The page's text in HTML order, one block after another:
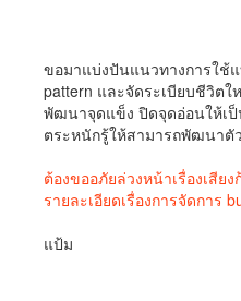
ขอมาแบ่งปันแนวทางการใช้
pattern และจัดระเบียบชีวิตใ
พัฒนาจุดแข็ง ปิดจุดอ่อนให้เป็
ตระหนักรู้ให้สามารถพัฒนาตั
ต้องขออภัยล่วงหน้าเรื่องเสีย
รายละเอียดเรื่องการจัดการ
แป้ม